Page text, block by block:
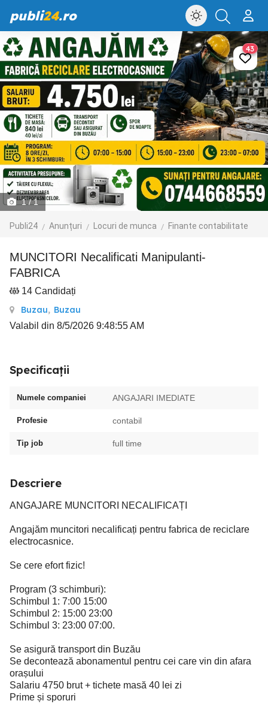
publi24.ro
1/ 1
Publi24 Anunțuri Locuri de munca Finante contabilitate
43
MUNCITORI Necalificati Manipulanti-
FABRICA
14 Candidați
Buzau, Buzau
Valabil din 8/5/2026 9:48:55 AM
Specificații
Numele companiei ANGAJARI IMEDIATE
Profesie contabil
Tip job full time
Descriere
ANGAJARE MUNCITORI NECALIFICAȚI
Angajăm muncitori necalificați pentru fabrica de reciclare
electrocasnice.
Se cere efort fizic!
Program (3 schimburi):
Schimbul 1: 7:00 15:00
Schimbul 2: 15:00 23:00
Schimbul 3: 23:00 07:00.
Se asigură transport din Buzău
Se decontează abonamentul pentru cei care vin din afara
orașului
Salariu 4750 brut + tichete masă 40 lei zi
Prime și sporuri